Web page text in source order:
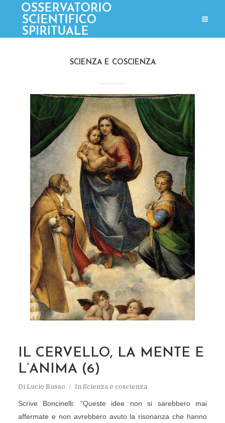
SCIENZA E COSCIENZA
IL CERVELLO, LA MENTE E
L’ANIMA (6)
Di Lucio Russo In Scienza e coscienza
Scrive Boncinelli: “Queste idee non si sarebbero mai
affermate e non avrebbero avuto la risonanza che hanno